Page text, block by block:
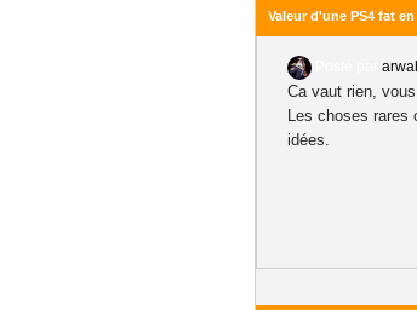
Valeur d'une PS4 fat
Ca vaut rien,
Les choses rares
idées.